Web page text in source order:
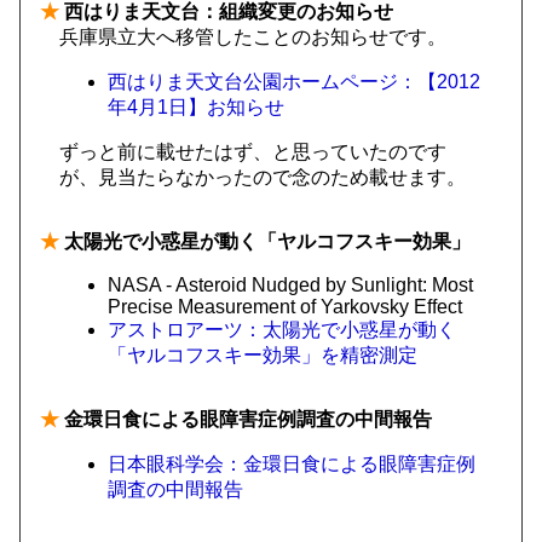
★ 西はりま天文台：組織変更のお知らせ
兵庫県立大へ移管したことのお知らせです。
西はりま天文台公園ホームページ：【2012
年4月1日】お知らせ
ずっと前に載せたはず、と思っていたのです
が、見当たらなかったので念のため載せます。
★ 太陽光で小惑星が動く「ヤルコフスキー効果」
NASA - Asteroid Nudged by Sunlight: Most
Precise Measurement of Yarkovsky Effect
アストロアーツ：太陽光で小惑星が動く
「ヤルコフスキー効果」を精密測定
★ 金環日食による眼障害症例調査の中間報告
日本眼科学会：金環日食による眼障害症例
調査の中間報告